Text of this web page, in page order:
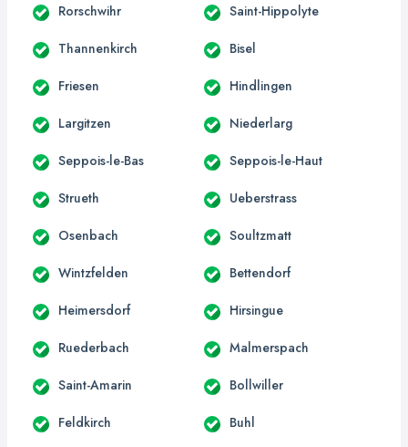
Rorschwihr Saint-Hippolyte
Thannenkirch Bisel
Friesen Hindlingen
Largitzen Niederlarg
Seppois-le-Bas Seppois-le-Haut
Strueth Ueberstrass
Osenbach Soultzmatt
Wintzfelden Bettendorf
Heimersdorf Hirsingue
Ruederbach Malmerspach
Saint-Amarin Bollwiller
Feldkirch Buhl